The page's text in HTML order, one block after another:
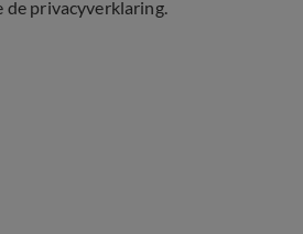
de privacyverklaring.